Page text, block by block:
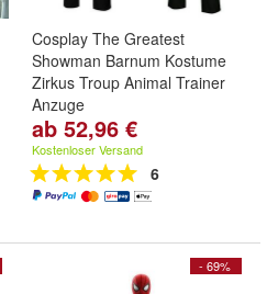
Cosplay The Greatest
Showman Barnum Kostume
Zirkus Troup Animal Trainer
Anzuge
ab 52,96 €
Kostenloser Versand
6
- 69%